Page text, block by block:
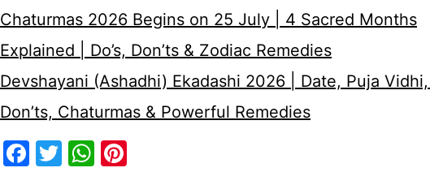
Chaturmas 2026 Begins on 25 July | 4 Sacred Months
Explained | Do’s, Don’ts & Zodiac Remedies
Devshayani (Ashadhi) Ekadashi 2026 | Date, Puja Vidhi,
Don’ts, Chaturmas & Powerful Remedies
Facebook
TwitterWhatsApp